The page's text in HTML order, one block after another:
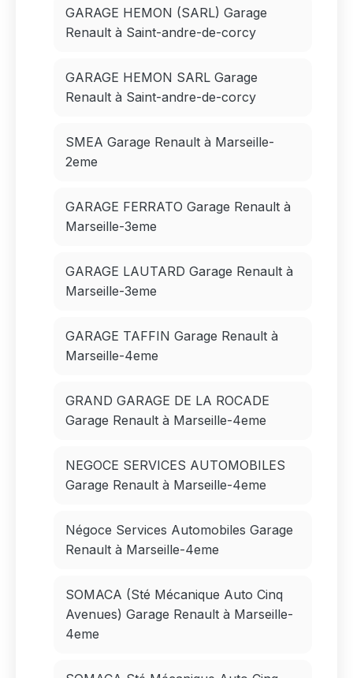
GARAGE HEMON (SARL) Garage
Renault à Saint-andre-de-corcy
GARAGE HEMON SARL Garage
Renault à Saint-andre-de-corcy
SMEA Garage Renault à Marseille-
2eme
GARAGE FERRATO Garage Renault à
Marseille-3eme
GARAGE LAUTARD Garage Renault à
Marseille-3eme
GARAGE TAFFIN Garage Renault à
Marseille-4eme
GRAND GARAGE DE LA ROCADE
Garage Renault à Marseille-4eme
NEGOCE SERVICES AUTOMOBILES
Garage Renault à Marseille-4eme
Négoce Services Automobiles Garage
Renault à Marseille-4eme
SOMACA (Sté Mécanique Auto Cinq
Avenues) Garage Renault à Marseille-
4eme